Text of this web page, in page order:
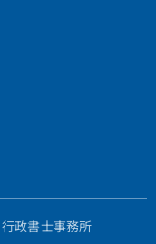
政書士事務所